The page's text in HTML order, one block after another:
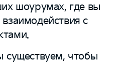
шоурумах, где вы
с
существуем, чтобы